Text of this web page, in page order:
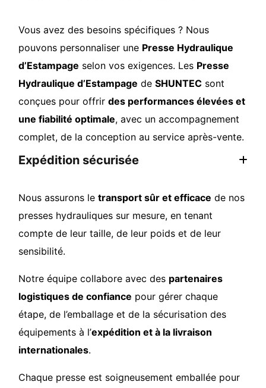
Vous avez des besoins spécifiques ? Nous
pouvons personnaliser une Presse Hydraulique
d’Estampage selon vos exigences. Les Presse
Hydraulique d’Estampage deSHUNTEC sont
conçues pour offrirdes performances élevées et
une fiabilité optimale, avec un accompagnement
complet, de la conception au service après-vente.
Expédition sécurisée
Nous assurons letransport sûr et efficace de nos
presses hydrauliques sur mesure, en tenant
compte de leur taille, de leur poids et de leur
sensibilité.
Notre équipe collabore avec des partenaires
logistiques de confiance pour gérer chaque
étape, de l’emballage et de la sécurisation des
équipements à l’expédition et à la livraison
internationales.
Chaque presse est soigneusement emballée pour